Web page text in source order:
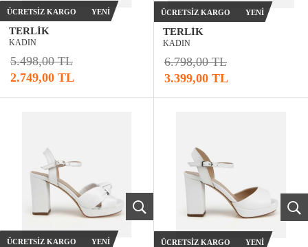
TERLIK
KADIN
5.498,00 TL
2.749,00 TL
ÜCRETSIZ KARGO YENI
TERLIK
KADIN
6.798,00 TL
3.399,00 TL
ÜCRETSIZ KARGO YENI
ÜCRETSIZ KARGO YENI ÜCRETSIZ KARGO YENI